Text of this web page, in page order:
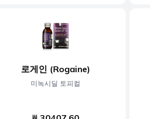
로게인 (Rogaine)
미녹시딜 토피컬